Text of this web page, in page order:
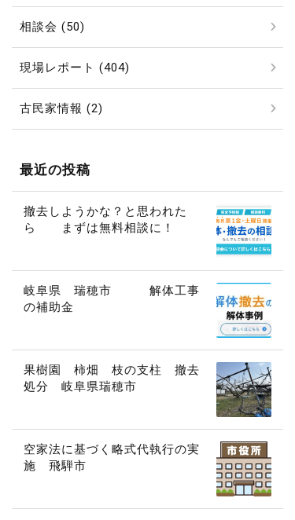
相談会 (50)
現場レポート (404)
古民家情報 (2)
最近の投稿
撤去しようかな？と思われた
ら まずは無料相談に！
岐阜県 瑞穂市 解体工事
の補助金
果樹園 柿畑 枝の支柱 撤去
処分 岐阜県瑞穂市
空家法に基づく略式代執行の実
施 飛騨市